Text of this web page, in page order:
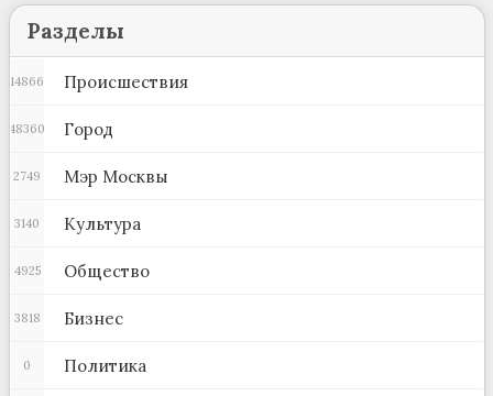
Разделы
Происшествия
14866
Город
48360
Мэр Москвы
2749
Культура
3140
Общество
4925
Бизнес
3818
Политика
0